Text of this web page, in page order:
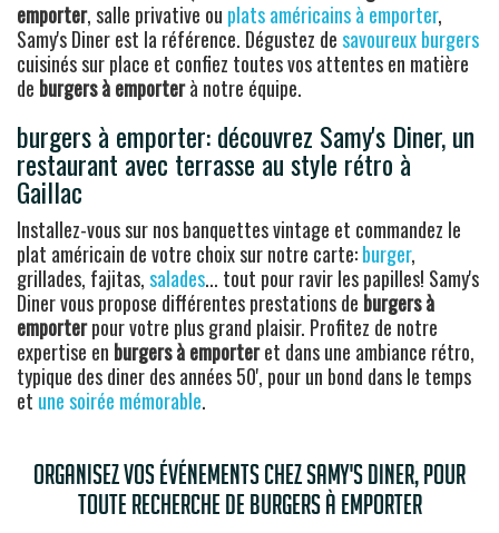
emporter, salle privative ou plats américains à emporter,
Samy's Diner est la référence. Dégustez desavoureux burgers
cuisinés sur place et confiez toutes vos attentes en matière
de burgers à emporterà notre équipe.
burgers à emporter: découvrez Samy's Diner, un
restaurant avec terrasse au style rétro à
Gaillac
Installez-vous sur nos banquettes vintage et commandez le
plat américain de votre choix sur notre carte:burger,
grillades, fajitas,salades... tout pour ravir les papilles! Samy's
Diner vous propose différentes prestations de burgers à
emporterpour votre plus grand plaisir. Profitez de notre
expertise en burgers à emporteret dans une ambiance rétro,
typique des diner des années 50', pour un bond dans le temps
et une soirée mémorable.
Organisez vos événements chez Samy's Diner, pour
toute recherche de burgers à emporter